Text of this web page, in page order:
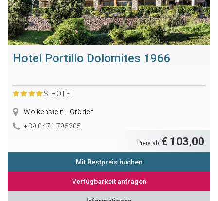
Hotel Portillo Dolomites 1966
S HOTEL
Wolkenstein - Gröden
+39 0471 795205
Preis ab € 103,00
Mit Bestpreis buchen
Verfügbarkeit anfragen